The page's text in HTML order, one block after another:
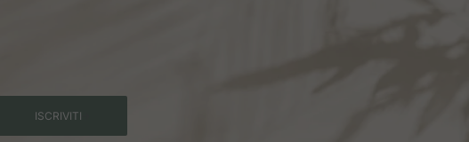
ISCRIVITI